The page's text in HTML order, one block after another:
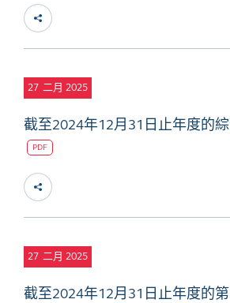
27 二月 2025
截至2024年12月31日止年度的
PDF
27 二月 2025
截至2024年12月31日止年度的